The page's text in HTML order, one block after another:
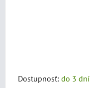
Dostupnosť: do 3 dní